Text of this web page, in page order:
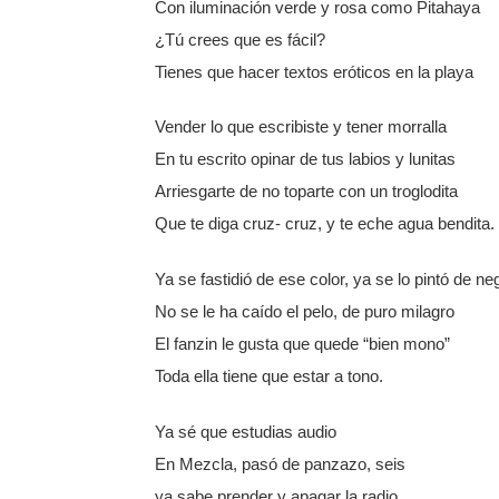
Con iluminación verde y rosa como Pitahaya
¿Tú crees que es fácil?
Tienes que hacer textos eróticos en la playa
Vender lo que escribiste y tener morralla
En tu escrito opinar de tus labios y lunitas
Arriesgarte de no toparte con un troglodita
Que te diga cruz- cruz, y te eche agua bendita.
Ya se fastidió de ese color, ya se lo pintó de
No se le ha caído el pelo, de puro milagro
El fanzin le gusta que quede “bien mono”
Toda ella tiene que estar a tono.
Ya sé que estudias audio
En Mezcla, pasó de panzazo, seis